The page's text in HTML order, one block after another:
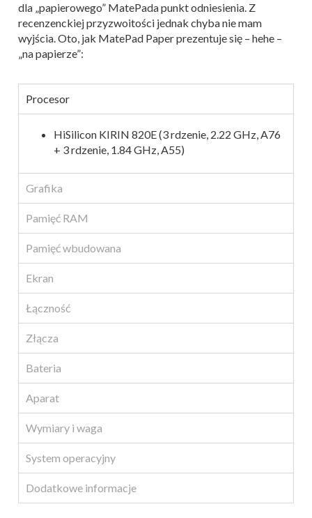
dla „papierowego” MatePada punkt odniesienia. Z
recenzenckiej przyzwoitości jednak chyba nie mam
wyjścia. Oto, jak MatePad Paper prezentuje się – hehe –
„na papierze”:
Procesor
HiSilicon KIRIN 820E (3 rdzenie, 2.22 GHz, A76
+ 3 rdzenie, 1.84 GHz, A55)
Grafika
Pamięć RAM
Pamięć wbudowana
Ekran
Łączność
Złącza
Bateria
Aparat
Wymiary i waga
System operacyjny
Dodatkowe informacje